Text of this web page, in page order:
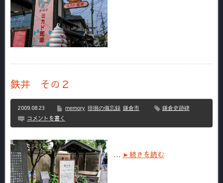
鉄井 その２
2009.08.23 memory 徘徊の備忘録 鎌倉市 鎌倉史跡碑
コメントを書く
… ►続きを読む